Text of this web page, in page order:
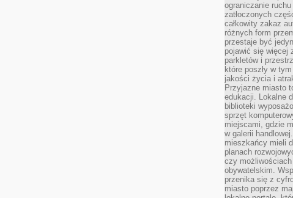
ograniczanie
zatłoczonych
całkowity zakaz
różnych form
przestaje być
pojawić się więcej
parkletów i
które poszły w
jakości życia i
Przyjazne miasto
edukacji. Lokalne
biblioteki
sprzęt
miejscami, gdzie
w galerii
mieszkańcy mieli
planach
czy możliwościach
obywatelskim.
przenika się z
miasto poprzez